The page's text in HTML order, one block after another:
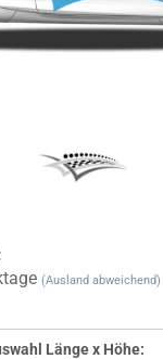
(Ausland abweichend)
Länge x Höhe: